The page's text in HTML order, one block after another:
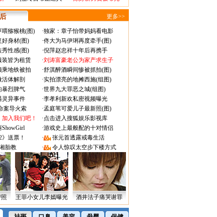
更多>>
喂猕猴桃(图) ·独家：章子怡带妈妈看电影
好身材(图)
·佟大为马伊琍再度牵手(图)
秀性感(图)
·倪萍赵忠祥十年后再携手
装皆为租赁
·刘涛富豪老公为家产求生子
乘地铁被拍
·舒淇醉酒瞬间惨被抓拍(图)
体解剖
·实拍漂亮的地摊西施(组图)
暴烈脾气
·世界九大罪恶之城(组图)
灵异事件
·李孝利新欢私密视频曝光
案导火索
·孟庭苇可爱儿子最新照(图)
入我们吧！
·点击进入搜狐娱乐影视库
·游戏史上最般配的十对情侣
送票！
·
张元首透露戒毒生活
胎教
· 令人惊叹太空步下楼方式
王菲小女儿李嫣曝光 酒井法子痛哭谢罪